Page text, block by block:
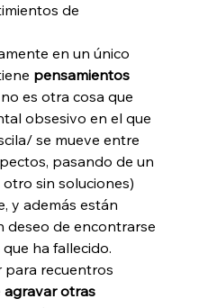
de
en un único
pensamientos
es otra cosa que
obsesivo en el que
se mueve entre
pasando de un
sin soluciones)
y además están
deseo de encontrarse
ha fallecido.
para recuentros
agravar otras